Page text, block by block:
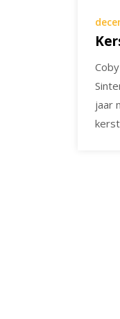
jaar